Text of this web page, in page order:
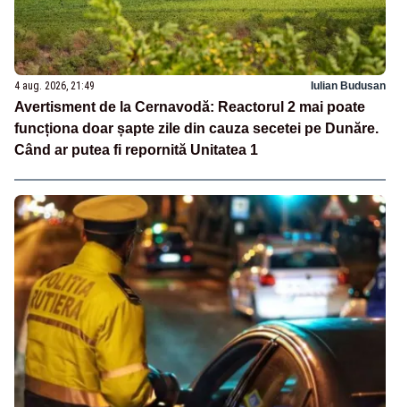
4 aug. 2026, 21:49 Iulian Budusan
Avertisment de la Cernavodă: Reactorul 2 mai poate
funcționa doar șapte zile din cauza secetei pe Dunăre.
Când ar putea fi repornită Unitatea 1